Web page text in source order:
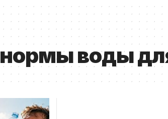
нормы воды